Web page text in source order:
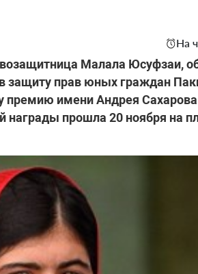
На
Малала Юсуфзаи,
защиту прав юных граждан
премию имени Андрея
прошла 20 ноября на